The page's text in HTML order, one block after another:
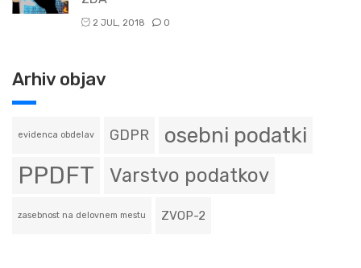
2 JUL, 2018 0
Arhiv objav
evidenca obdelav GDPR osebni podatki
PPDFT Varstvo podatkov
zasebnost na delovnem mestu ZVOP-2